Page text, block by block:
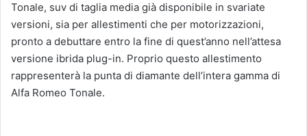
Tonale, suv di taglia media già disponibile in svariate
versioni, sia per allestimenti che per motorizzazioni,
pronto a debuttare entro la fine di quest’anno nell’attesa
versione ibrida plug-in. Proprio questo allestimento
rappresenterà la punta di diamante dell’intera gamma di
Alfa Romeo Tonale.